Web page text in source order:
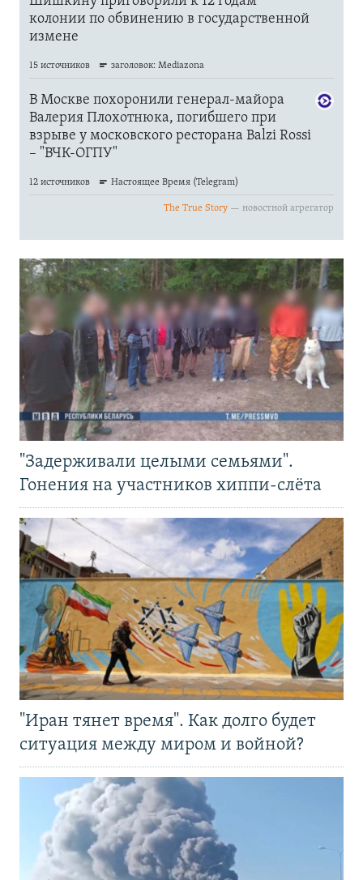
"Задерживали целыми семьями".
Гонения на участников хиппи-слёта
"Иран тянет время". Как долго будет
ситуация между миром и войной?